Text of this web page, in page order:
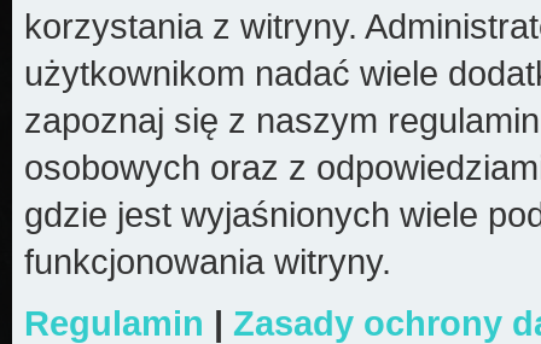
korzystania z witryny.
użytkownikom nadać wiele
zapoznaj się z naszym
osobowych oraz z
gdzie jest wyjaśnionych wiele
funkcjonowania witryny.
Regulamin | Zasady ochrony